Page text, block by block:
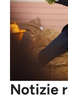
Notizie